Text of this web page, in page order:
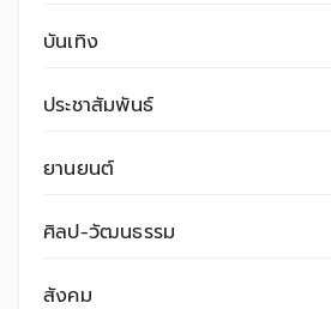
บันเทิง
ประชาสัมพันธ์
ยานยนต์
ศิลป-วัฒนธรรม
สังคม